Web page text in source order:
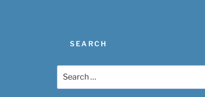
SEARCH
for: